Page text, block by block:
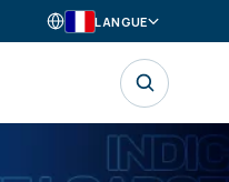
LANGUE